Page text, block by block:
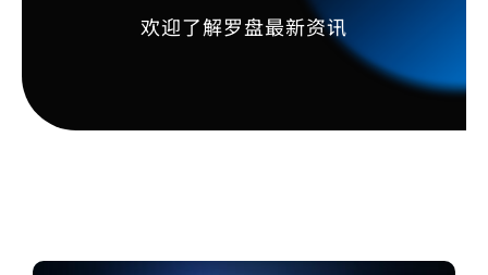
欢迎了解罗盘最新资讯